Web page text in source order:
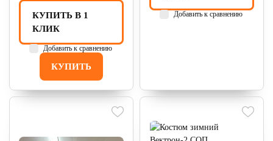
КУПИТЬ
КУПИТЬ В 1
КЛИК
Добавить к сравнению
Добавить к сравнению